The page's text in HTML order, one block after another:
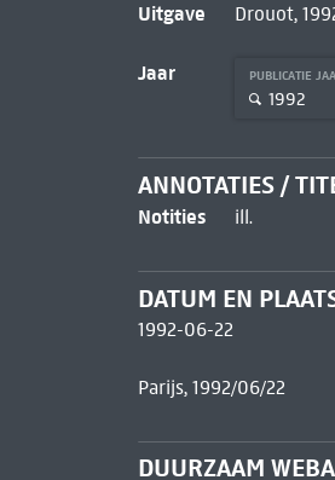
Uitgave Drouot,
Jaar PUBLICATIE
1992
ANNOTATIES /
Notities ill.
DATUM EN
1992-06-22
Parijs, 1992/06/22
DUURZAAM